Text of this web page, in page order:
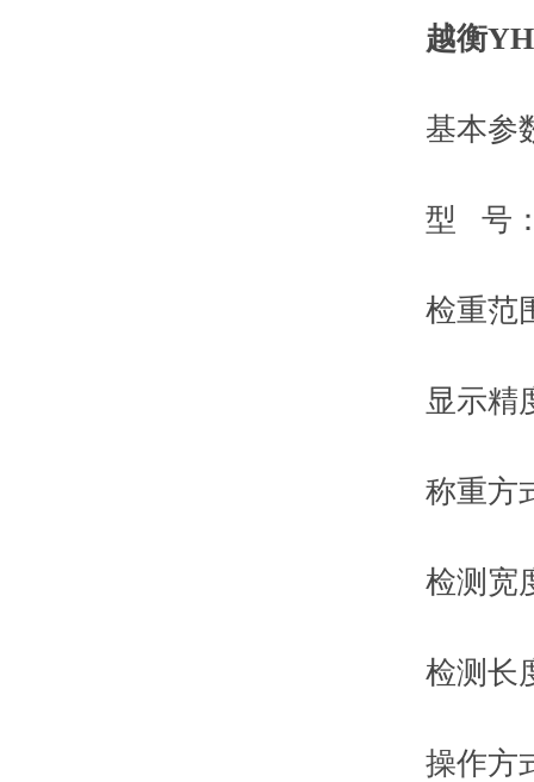
越衡
基本参
型 号：
检重范围
显示精度
称重方式
检测宽度
检测长度
操作方